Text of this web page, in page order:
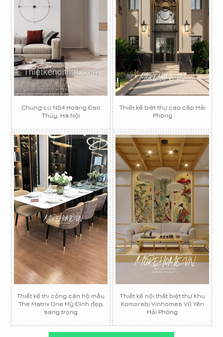
Chung cư N04 Hoàng Đạo
Thúy, Hà Nội
Thiết kế biệt thự cao cấp Hải
Phòng
Thiết kế thi công căn hộ mẫu
The Matrix One Mỹ Đình đẹp,
sang trọng
Thiết kế nội thất biệt thự Khu
Komorebi Vinhomes Vũ Yên
Hải Phòng